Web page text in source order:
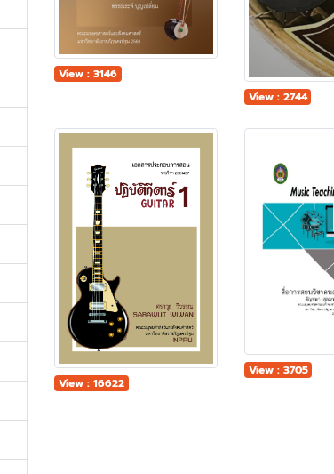
View : 3146
View : 2744
View : 16622
View : 3705